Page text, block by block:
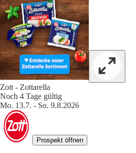
Zott - Zottarella
Noch 4 Tage gültig
Mo. 13.7. - So. 9.8.2026
Prospekt öffnen